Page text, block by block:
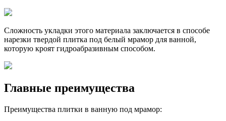
Сложность укладки этого материала заключается в способе
нарезки твердой плитка под белый мрамор для ванной,
которую кроят гидроабразивным способом.
Главные преимущества
Преимущества плитки в ванную под мрамор: